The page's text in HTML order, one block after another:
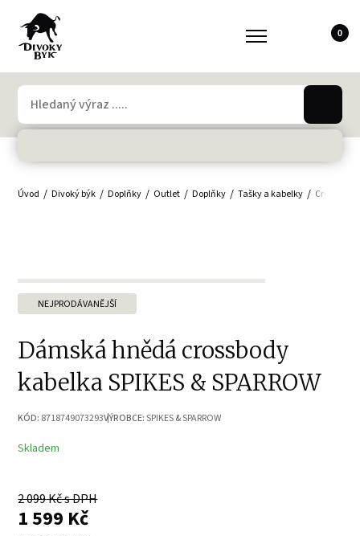
0
Úvod Divoký býk Doplňky Outlet Doplňky Tašky a kabelky
NEJPRODÁVANĚJŠÍ
Dámská hnědá crossbody
kabelka SPIKES & SPARROW
KÓD: 8718749073293VÝROBCE: SPIKES & SPARROW
Skladem
2 099Kč s DPH
1 599 Kč